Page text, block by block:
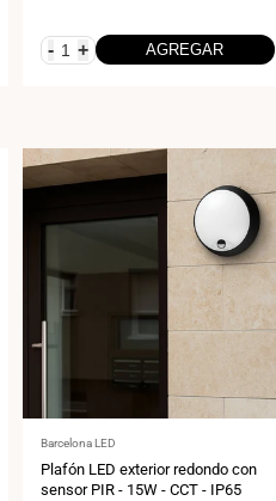
- + AGREGAR
Proveedor:
Barcelona LED
Plafón LED exterior redondo con
sensor PIR - 15W - CCT - IP65